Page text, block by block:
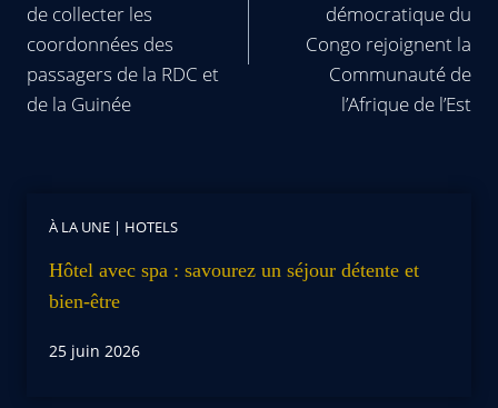
de collecter les
coordonnées des
passagers de la RDC et
de la Guinée
démocratique du
Congo rejoignent la
Communauté de
l’Afrique de l’Est
À LA UNE | HOTELS
Hôtel avec spa : savourez un séjour détente et
bien-être
25 juin 2026